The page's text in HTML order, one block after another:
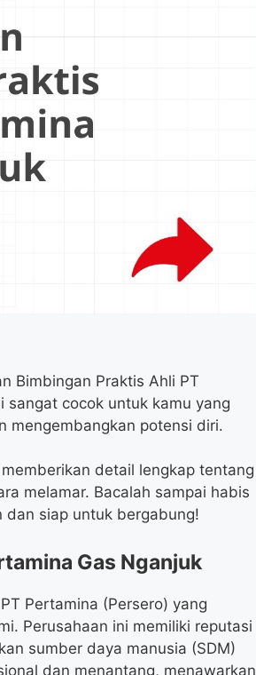
Bimbingan Praktis Ahli PT
cocok untuk kamu yang
mengembangkan potensi diri.
detail lengkap tentang
melamar. Bacalah sampai habis
dan siap untuk bergabung!
Gas Nganjuk
Pertamina (Persero) yang
Perusahaan ini memiliki reputasi
sumber daya manusia (SDM)
dan menantang, menawarkan